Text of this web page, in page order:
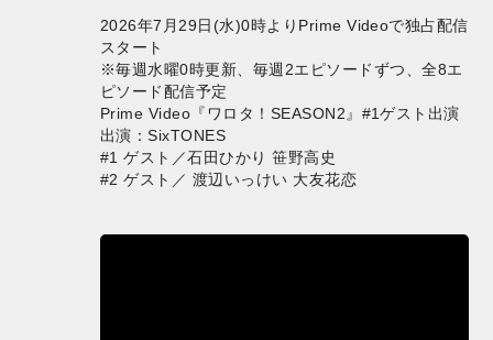
2026年7月29日(水)0時よりPrime Videoで独占配信
スタート
※毎週水曜0時更新、毎週2エピソードずつ、全8エ
ピソード配信予定
Prime Video『ワロタ！SEASON2』#1ゲスト出演
出演：SixTONES
#1 ゲスト／石田ひかり 笹野高史
#2 ゲスト／ 渡辺いっけい 大友花恋